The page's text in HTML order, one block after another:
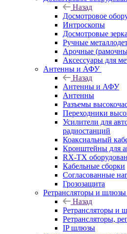
Назад
Досмотровое
Интроскопы
Досмотровые
Ручные
Арочные
Аксессуары для
Антенны и АФУ
Назад
Антенны и АФУ
Антенны
Разъемы
Переходники
Усилители для
радиостанций
Коаксиальный
Кронштейны для
RX-TX
Кабельные сборки
Согласованные
Грозозащита
Ретрансляторы и шлюзы
Назад
Ретрансляторы и
Ретрансляторы,
IP шлюзы